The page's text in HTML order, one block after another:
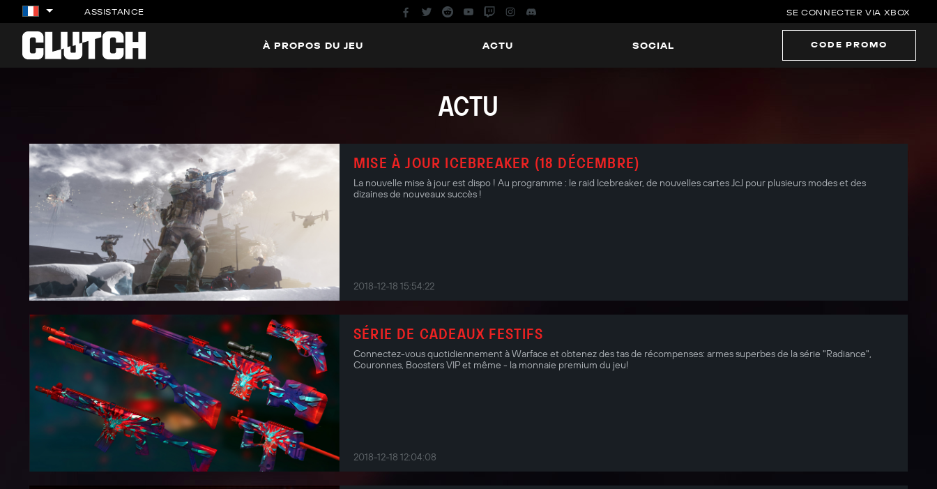
ASSISTANCE SE CONNECTER VIA XBOX
À PROPOS DU JEU ACTU SOCIAL CODE PROMO
ACTU
MISE À JOUR ICEBREAKER (18 DÉCEMBRE)
La nouvelle mise à jour est dispo ! Au programme : le raid Icebreaker, de nouvelles cartes JcJ pour plusieurs modes et des
dizaines de nouveaux succès !
2018-12-18 15:54:22
SÉRIE DE CADEAUX FESTIFS
Connectez-vous quotidiennement à Warface et obtenez des tas de récompenses: armes superbes de la série "Radiance",
Couronnes, Boosters VIP et même - la monnaie premium du jeu!
2018-12-18 12:04:08